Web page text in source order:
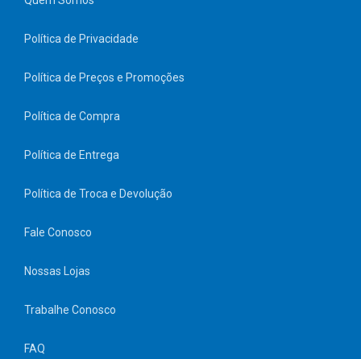
Política de Privacidade
Política de Preços e Promoções
Política de Compra
Política de Entrega
Política de Troca e Devolução
Fale Conosco
Nossas Lojas
Trabalhe Conosco
FAQ